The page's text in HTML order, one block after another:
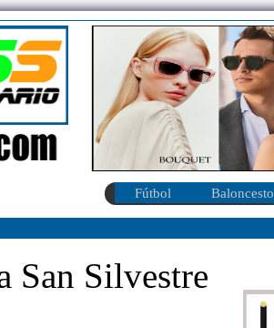
Fútbol Baloncesto
San Silvestre